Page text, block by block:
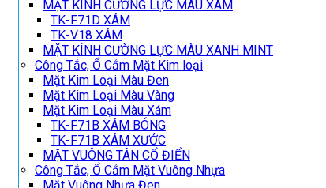
MẶT KÍNH CƯỜNG LỰC MÀU XÁM
TK-F71D XÁM
TK-V18 XÁM
MẶT KÍNH CƯỜNG LỰC MÀU XANH MINT
Công Tắc, Ổ Cắm Mặt Kim loại
Mặt Kim Loại Màu Đen
Mặt Kim Loại Màu Vàng
Mặt Kim Loại Màu Xám
TK-F71B XÁM BÓNG
TK-F71B XÁM XƯỚC
MẶT VUÔNG TÂN CỔ ĐIỂN
Công Tắc, Ổ Cắm Mặt Vuông Nhựa
Mặt Vuông Nhựa Đen